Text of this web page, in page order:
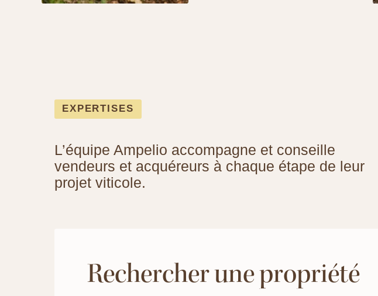
EXPERTISES
L’équipe Ampelio accompagne et conseille
vendeurs et acquéreurs à chaque étape de leur
projet viticole.
Rechercher une propriété